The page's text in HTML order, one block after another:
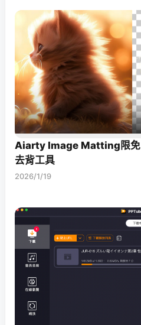
Aiarty Image Matting限免
去背工具
2026/1/19